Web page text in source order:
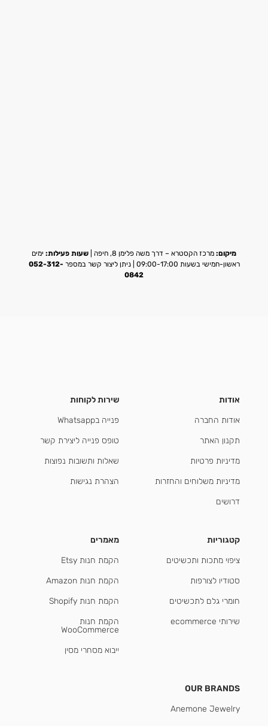
מיקום: מרכז הקסטרא – דרך משה פלימן 8, חיפה | שעות פעילות: ימים
ראשון-חמישי בשעות 09:00-17:00 | ניתן ליצור קשר במספר
052-312-
0842
אודות
אודות החברה
תקנון האתר
מדיניות פרטיות
מדיניות משלוחים והחזרות
דרושים
שירות לקוחות
פנייה בWhatsapp
טופס פנייה ליצירת קשר
שאלות ותשובות נפוצות
הצהרת נגישות
קטגוריות
ציפוי מתכות ותכשיטים
סטודיו לצורפות
חומרי גלם לתכשיטים
שירותי ecommerce
מאמרים
הקמת חנות Etsy
הקמת חנות Amazon
הקמת חנות Shopify
הקמת חנות
WooCommerce
ייבוא מסחרי מסין
OUR BRANDS
Anemone Jewelry